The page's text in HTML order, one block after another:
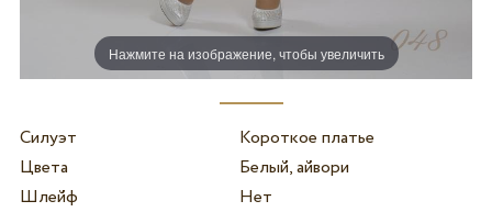
Нажмите на изображение, чтобы увеличить
Силуэт
Короткое платье
Цвета
Белый, айвори
Шлейф
Нет